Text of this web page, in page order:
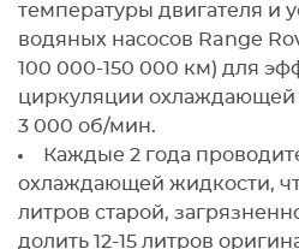
температуры двигателя и
водяных насосов Range
100 000-150 000 км) для
циркуляции охлаждающей
3 000 об/мин.
Каждые 2 года
охлаждающей жидкости,
литров старой,
долить 12-15 литров